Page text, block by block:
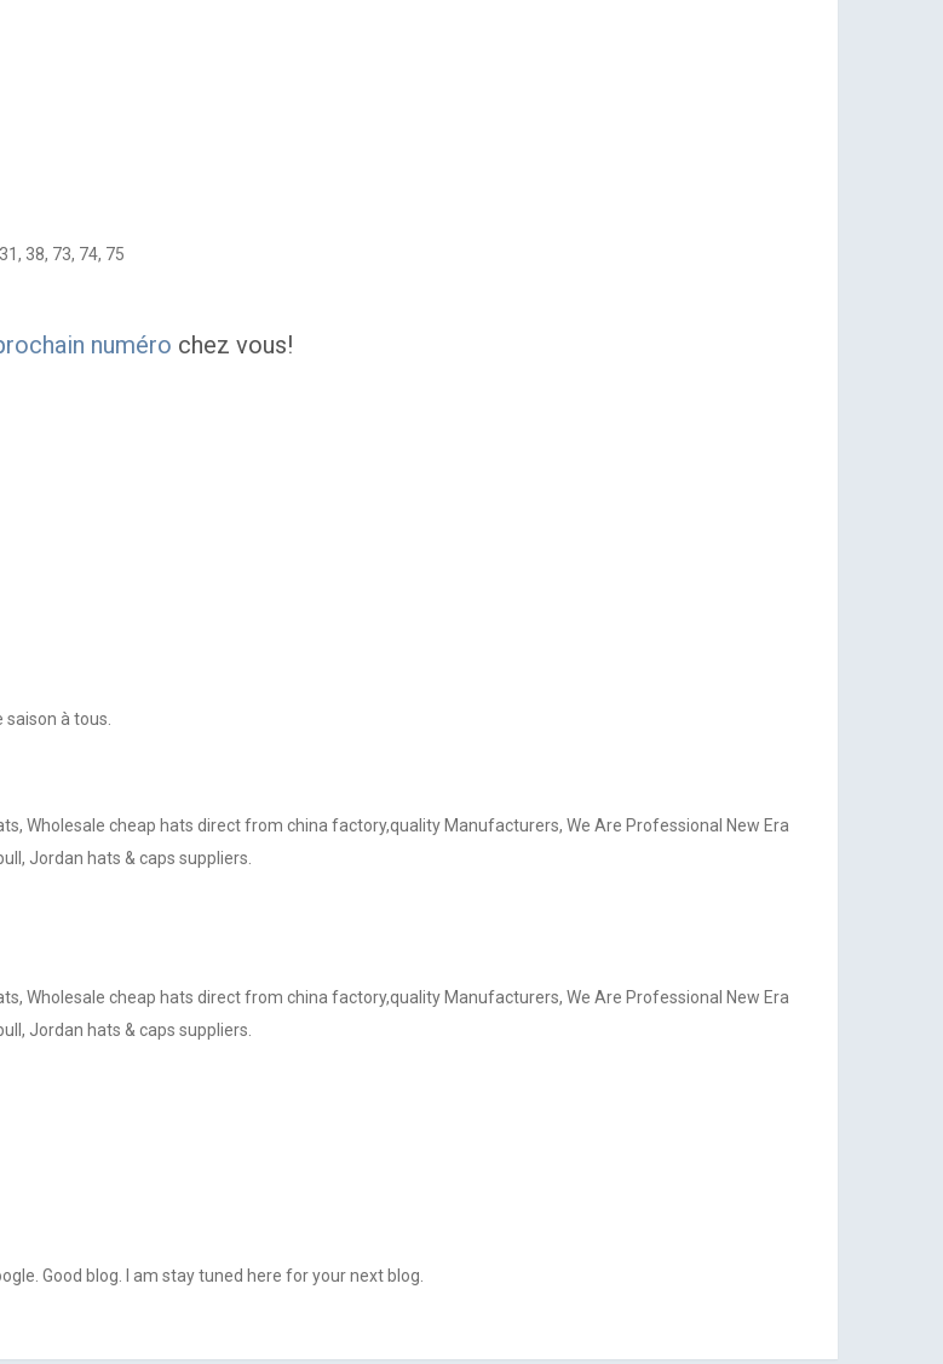
38, 73, 74, 75
numéro chez vous!
saison à tous.
Wholesale cheap hats direct from china factory,quality Manufacturers, We Are Professional New Era
Jordan hats & caps suppliers.
Wholesale cheap hats direct from china factory,quality Manufacturers, We Are Professional New Era
Jordan hats & caps suppliers.
Good blog. I am stay tuned here for your next blog.